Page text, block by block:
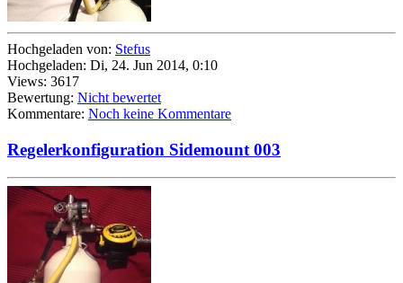
Hochgeladen von: Stefus
Hochgeladen: Di, 24. Jun 2014, 0:10
Views: 3617
Bewertung: Nicht bewertet
Kommentare: Noch keine Kommentare
Regelerkonfiguration Sidemount 003